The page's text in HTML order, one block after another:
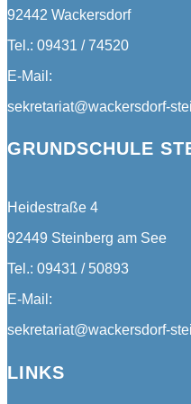
92442 Wackersdorf
Tel.: 09431 / 74520
E-Mail:
sekretariat@wackersdorf-
GRUNDSCHULE
Heidestraße 4
92449 Steinberg am See
Tel.: 09431 / 50893
E-Mail:
sekretariat@wackersdorf-
LINKS